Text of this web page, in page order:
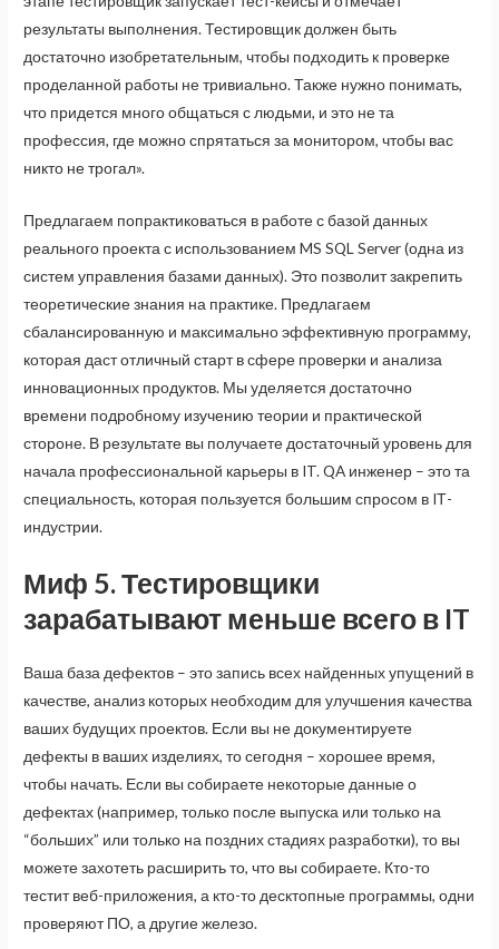
результаты выполнения. Тестировщик должен быть
достаточно изобретательным, чтобы подходить к проверке
проделанной работы не тривиально. Также нужно понимать,
что придется много общаться с людьми, и это не та
профессия, где можно спрятаться за монитором, чтобы вас
никто не трогал».
Предлагаем попрактиковаться в работе с базой данных
реального проекта с использованием MS SQL Server (одна из
систем управления базами данных). Это позволит закрепить
теоретические знания на практике. Предлагаем
сбалансированную и максимально эффективную программу,
которая даст отличный старт в сфере проверки и анализа
инновационных продуктов. Мы уделяется достаточно
времени подробному изучению теории и практической
стороне. В результате вы получаете достаточный уровень для
начала профессиональной карьеры в IT. QA инженер – это та
специальность, которая пользуется большим спросом в IТ-
индустрии.
Миф 5. Тестировщики
зарабатывают меньше всего в IT
Ваша база дефектов – это запись всех найденных упущений в
качестве, анализ которых необходим для улучшения качества
ваших будущих проектов. Если вы не документируете
дефекты в ваших изделиях, то сегодня – хорошее время,
чтобы начать. Если вы собираете некоторые данные о
дефектах (например, только после выпуска или только на
“больших” или только на поздних стадиях разработки), то вы
можете захотеть расширить то, что вы собираете. Кто-то
тестит веб-приложения, а кто-то десктопные программы, одни
проверяют ПО, а другие железо.